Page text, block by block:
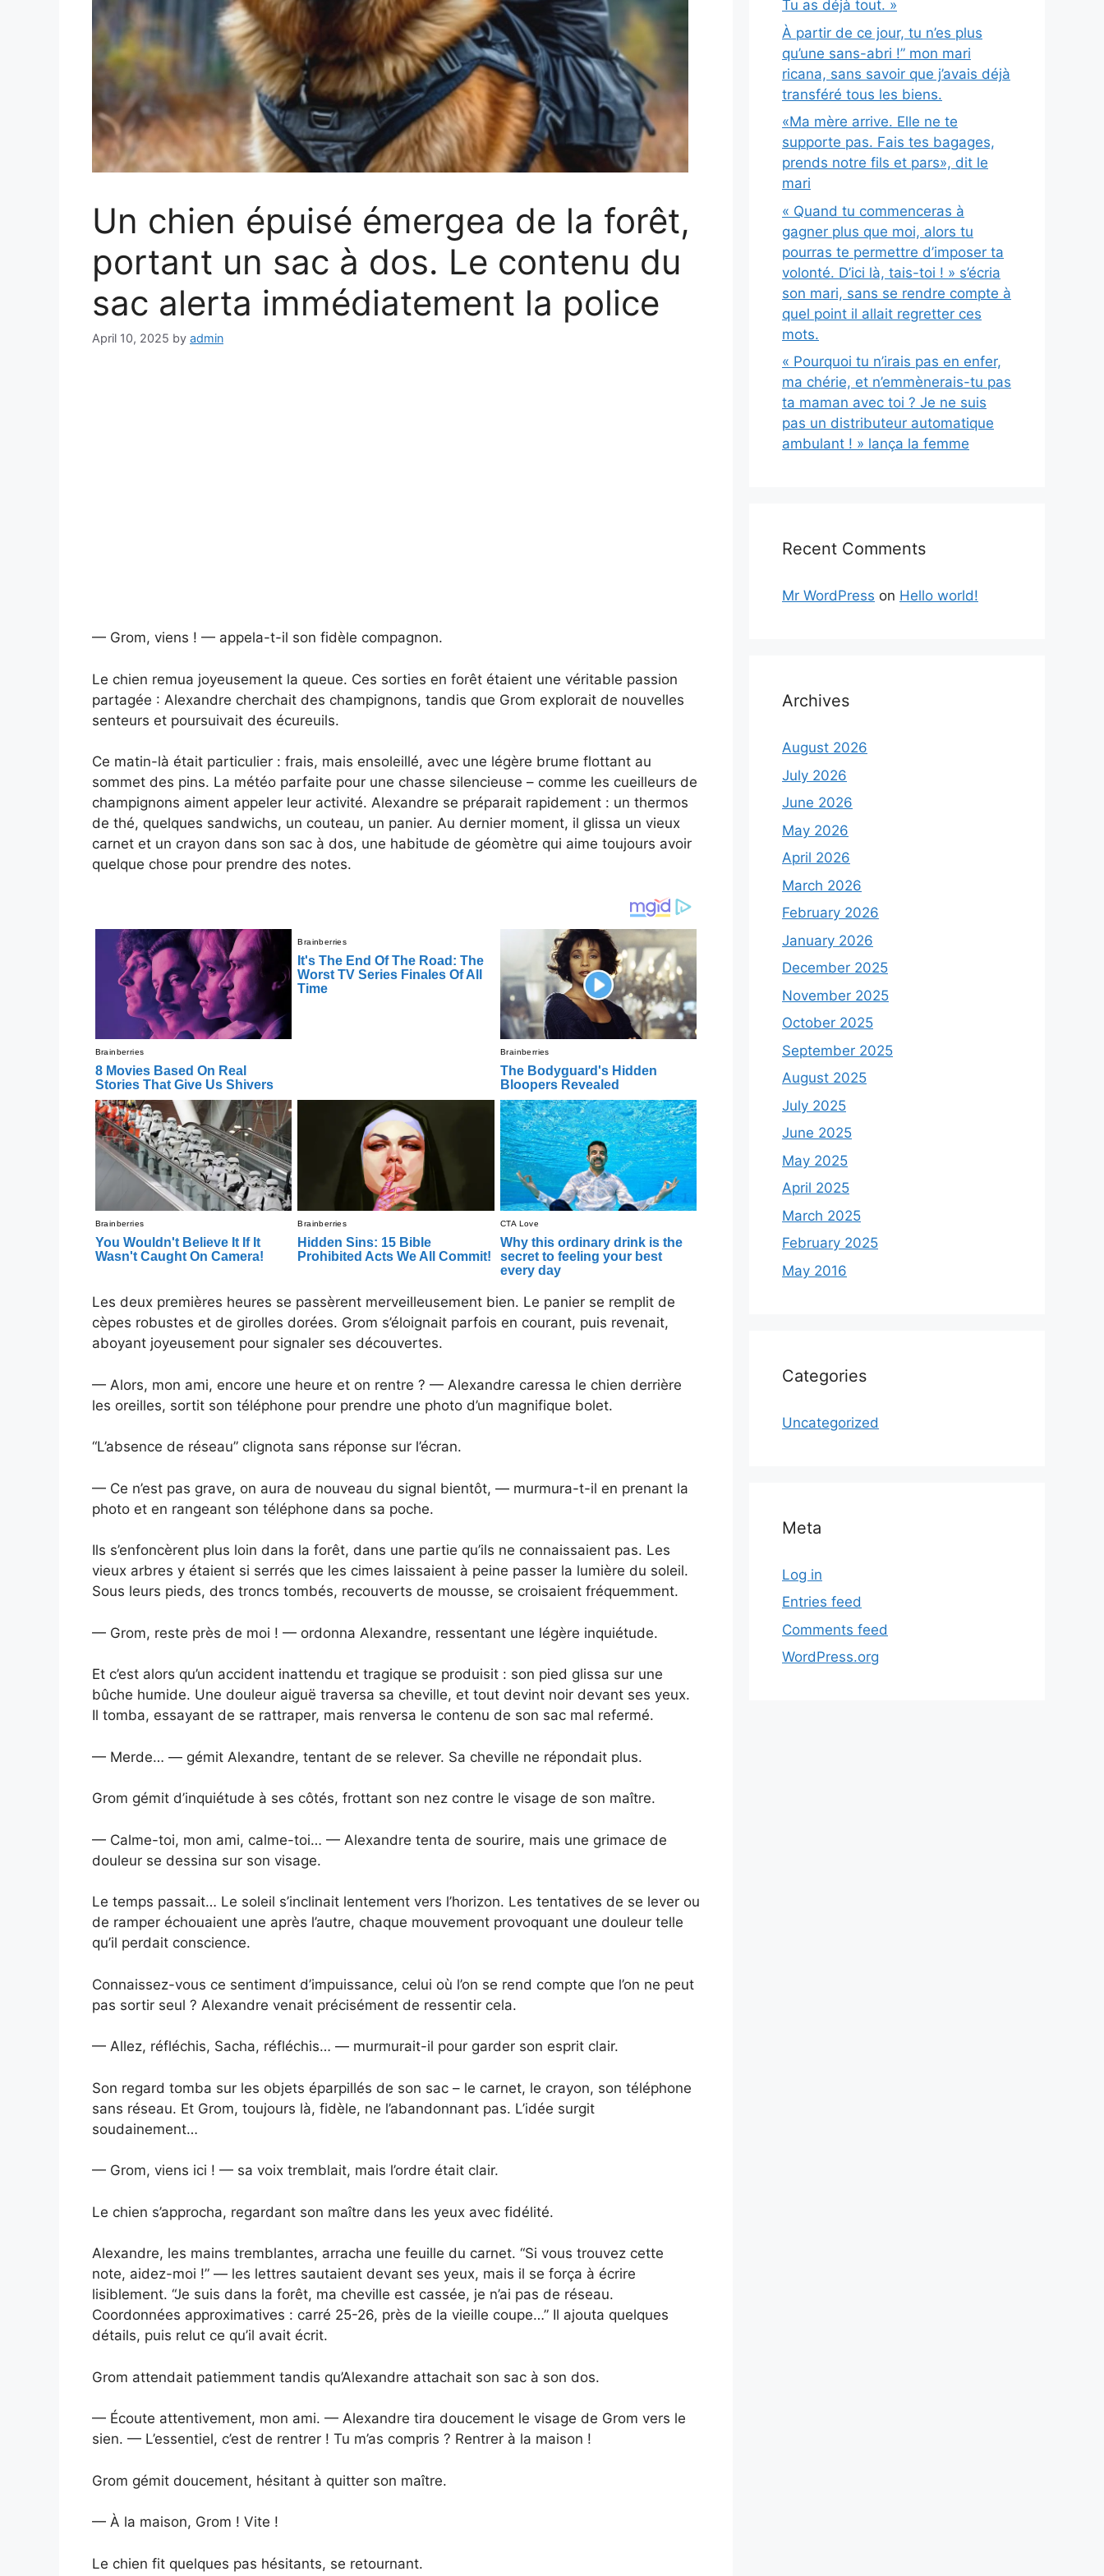
Un chien épuisé émergea de la forêt,
portant un sac à dos. Le contenu du
sac alerta immédiatement la police
April 10, 2025 by admin
— Grom, viens ! — appela-t-il son fidèle compagnon.
Le chien remua joyeusement la queue. Ces sorties en forêt étaient une véritable passion
partagée : Alexandre cherchait des champignons, tandis que Grom explorait de nouvelles
senteurs et poursuivait des écureuils.
Ce matin-là était particulier : frais, mais ensoleillé, avec une légère brume flottant au
sommet des pins. La météo parfaite pour une chasse silencieuse – comme les cueilleurs de
champignons aiment appeler leur activité. Alexandre se préparait rapidement : un thermos
de thé, quelques sandwichs, un couteau, un panier. Au dernier moment, il glissa un vieux
carnet et un crayon dans son sac à dos, une habitude de géomètre qui aime toujours avoir
quelque chose pour prendre des notes.
Les deux premières heures se passèrent merveilleusement bien. Le panier se remplit de
cèpes robustes et de girolles dorées. Grom s’éloignait parfois en courant, puis revenait,
aboyant joyeusement pour signaler ses découvertes.
— Alors, mon ami, encore une heure et on rentre ? — Alexandre caressa le chien derrière
les oreilles, sortit son téléphone pour prendre une photo d’un magnifique bolet.
“L’absence de réseau” clignota sans réponse sur l’écran.
— Ce n’est pas grave, on aura de nouveau du signal bientôt, — murmura-t-il en prenant la
photo et en rangeant son téléphone dans sa poche.
Ils s’enfoncèrent plus loin dans la forêt, dans une partie qu’ils ne connaissaient pas. Les
vieux arbres y étaient si serrés que les cimes laissaient à peine passer la lumière du soleil.
Sous leurs pieds, des troncs tombés, recouverts de mousse, se croisaient fréquemment.
— Grom, reste près de moi ! — ordonna Alexandre, ressentant une légère inquiétude.
Et c’est alors qu’un accident inattendu et tragique se produisit : son pied glissa sur une
bûche humide. Une douleur aiguë traversa sa cheville, et tout devint noir devant ses yeux.
Il tomba, essayant de se rattraper, mais renversa le contenu de son sac mal refermé.
— Merde… — gémit Alexandre, tentant de se relever. Sa cheville ne répondait plus.
Grom gémit d’inquiétude à ses côtés, frottant son nez contre le visage de son maître.
— Calme-toi, mon ami, calme-toi… — Alexandre tenta de sourire, mais une grimace de
douleur se dessina sur son visage.
Le temps passait… Le soleil s’inclinait lentement vers l’horizon. Les tentatives de se lever ou
de ramper échouaient une après l’autre, chaque mouvement provoquant une douleur telle
qu’il perdait conscience.
Connaissez-vous ce sentiment d’impuissance, celui où l’on se rend compte que l’on ne peut
pas sortir seul ? Alexandre venait précisément de ressentir cela.
— Allez, réfléchis, Sacha, réfléchis… — murmurait-il pour garder son esprit clair.
Son regard tomba sur les objets éparpillés de son sac – le carnet, le crayon, son téléphone
sans réseau. Et Grom, toujours là, fidèle, ne l’abandonnant pas. L’idée surgit
soudainement…
— Grom, viens ici ! — sa voix tremblait, mais l’ordre était clair.
Le chien s’approcha, regardant son maître dans les yeux avec fidélité.
Alexandre, les mains tremblantes, arracha une feuille du carnet. “Si vous trouvez cette
note, aidez-moi !” — les lettres sautaient devant ses yeux, mais il se força à écrire
lisiblement. “Je suis dans la forêt, ma cheville est cassée, je n’ai pas de réseau.
Coordonnées approximatives : carré 25-26, près de la vieille coupe…” Il ajouta quelques
détails, puis relut ce qu’il avait écrit.
Grom attendait patiemment tandis qu’Alexandre attachait son sac à son dos.
— Écoute attentivement, mon ami. — Alexandre tira doucement le visage de Grom vers le
sien. — L’essentiel, c’est de rentrer ! Tu m’as compris ? Rentrer à la maison !
Grom gémit doucement, hésitant à quitter son maître.
— À la maison, Grom ! Vite !
Le chien fit quelques pas hésitants, se retournant.
Tu as déjà tout. »
À partir de ce jour, tu n’es plus
qu’une sans-abri !” mon mari
ricana, sans savoir que j’avais déjà
transféré tous les biens.
«Ma mère arrive. Elle ne te
supporte pas. Fais tes bagages,
prends notre fils et pars», dit le
mari
« Quand tu commenceras à
gagner plus que moi, alors tu
pourras te permettre d’imposer ta
volonté. D’ici là, tais-toi ! » s’écria
son mari, sans se rendre compte à
quel point il allait regretter ces
mots.
« Pourquoi tu n’irais pas en enfer,
ma chérie, et n’emmènerais-tu pas
ta maman avec toi ? Je ne suis
pas un distributeur automatique
ambulant ! » lança la femme
Recent Comments
Mr WordPress on Hello world!
Archives
August 2026
July 2026
June 2026
May 2026
April 2026
March 2026
February 2026
January 2026
December 2025
November 2025
October 2025
September 2025
August 2025
July 2025
June 2025
May 2025
April 2025
March 2025
February 2025
May 2016
Categories
Uncategorized
Meta
Log in
Entries feed
Comments feed
WordPress.org